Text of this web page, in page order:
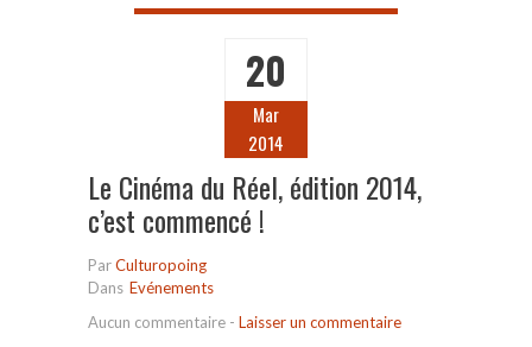
20
Mar
2014
Le Cinéma du Réel, édition 2014,
c’est commencé !
ParCulturopoing
Dans Evénements
Aucun commentaire - Laisser un commentaire